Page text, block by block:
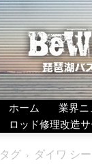
ホーム 業界ニ
ロッド修理改造
タグ ダイワ シ